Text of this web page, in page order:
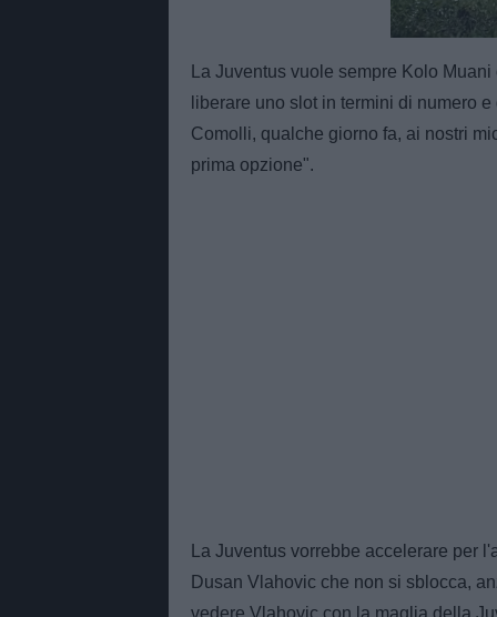
La Juventus vuole sempre Kolo
liberare uno slot in termini di numero
Comolli, qualche giorno fa, ai nostri
prima opzione".
La Juventus vorrebbe accelerare per
Dusan Vlahovic che non si sblocca,